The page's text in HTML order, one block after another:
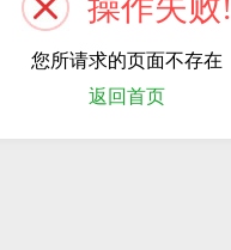
操作失败!
您所请求的页面不存在
返回首页